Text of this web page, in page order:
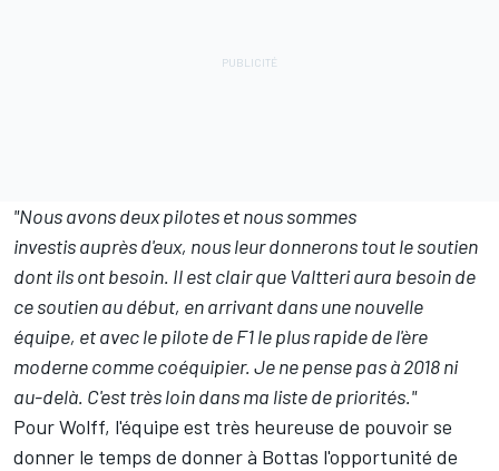
"Nous avons deux pilotes et nous sommes
investis auprès d'eux, nous leur donnerons tout le soutien
dont ils ont besoin. Il est clair que Valtteri aura besoin de
ce soutien au début, en arrivant dans une nouvelle
équipe, et avec le pilote de F1 le plus rapide de l'ère
moderne comme coéquipier. Je ne pense pas à 2018 ni
au-delà. C'est très loin dans ma liste de priorités."
Pour Wolff, l'équipe est très heureuse de pouvoir se
donner le temps de donner à Bottas l'opportunité de